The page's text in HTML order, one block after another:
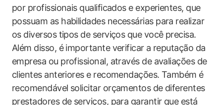
por profissionais qualificados e experientes, que
possuam as habilidades necessárias para realizar
os diversos tipos de serviços que você precisa.
Além disso, é importante verificar a reputação da
empresa ou profissional, através de avaliações de
clientes anteriores e recomendações. Também é
recomendável solicitar orçamentos de diferentes
prestadores de serviços, para garantir que está